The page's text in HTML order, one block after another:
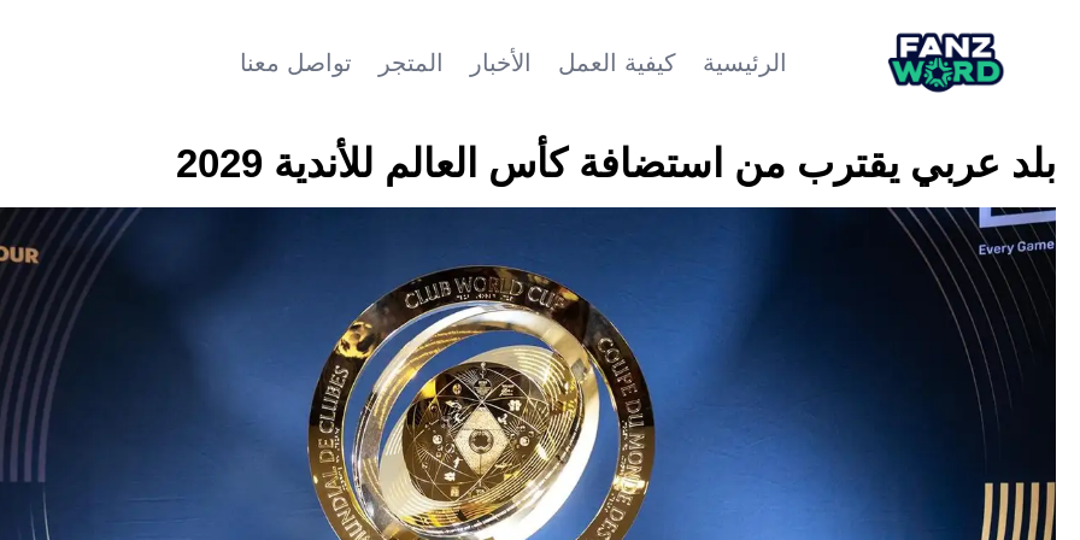
الرئيسية كيفية العمل الأخبار المتجر تواصل معنا
بلد عربي يقترب من استضافة كأس العالم للأندية 2029